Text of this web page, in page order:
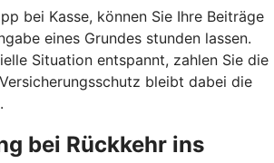
bei Kasse, können Sie Ihre Beiträge
eines Grundes stunden lassen.
Situation entspannt, zahlen Sie die
bleibt dabei die
bei Rückkehr ins